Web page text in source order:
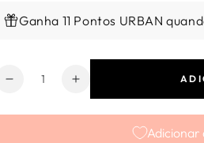
Ganha 11 Pontos URBAN
Quantidade
Diminuir
quantidade
Aumentar
quantidade
Adicionar